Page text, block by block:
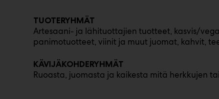
TUOTERYHMÄT
Artesaani- ja lähituottajien tuotteet, kasvis/
panimotuotteet, viinit ja muut juomat, kahvit,
KÄVIJÄKOHDERYHMÄT
Ruoasta, juomasta ja kaikesta mitä herkkujen